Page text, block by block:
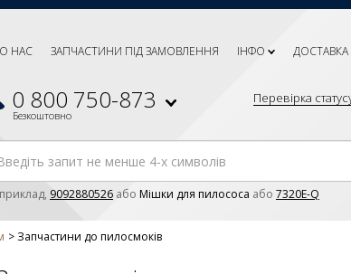
НАС ЗАПЧАСТИНИ ПІД ЗАМОВЛЕННЯ ІНФО ДОСТАВКА
0 800 750-873
Безкоштовно
Перевірка
9092880526 або Мішки для пилососа або 7320E-Q
Запчастини до пилосмоків